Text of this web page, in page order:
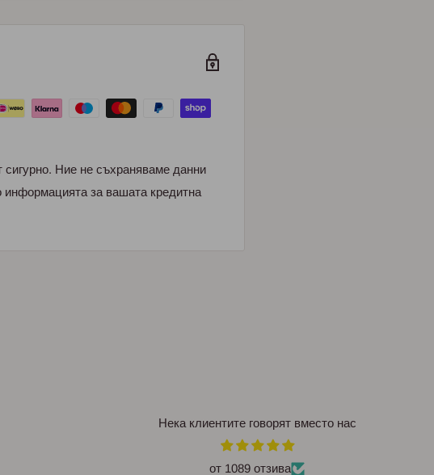
Ние не съхраняваме данни
информацията за вашата кредитна
Нека клиентите говорят вместо нас
от 1089 отзива